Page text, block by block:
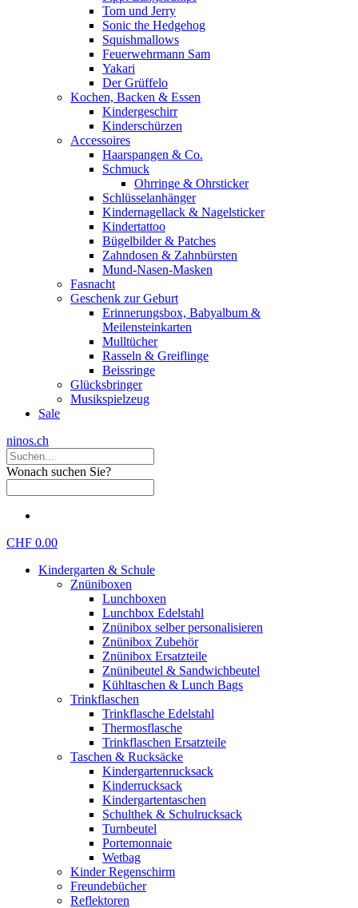
Tom und Jerry
Sonic the Hedgehog
Squishmallows
Feuerwehrmann Sam
Yakari
Der Grüffelo
Kochen, Backen & Essen
Kindergeschirr
Kinderschürzen
Accessoires
Haarspangen & Co.
Schmuck
Ohrringe & Ohrsticker
Schlüsselanhänger
Kindernagellack & Nagelsticker
Kindertattoo
Bügelbilder & Patches
Zahndosen & Zahnbürsten
Mund-Nasen-Masken
Fasnacht
Geschenk zur Geburt
Erinnerungsbox, Babyalbum &
Meilensteinkarten
Mulltücher
Rasseln & Greiflinge
Beissringe
Glücksbringer
Musikspielzeug
Sale
ninos.ch
Wonach suchen Sie?
CHF 0.00
Kindergarten & Schule
Znüniboxen
Lunchboxen
Lunchbox Edelstahl
Znünibox selber personalisieren
Znünibox Zubehör
Znünibox Ersatzteile
Znünibeutel & Sandwichbeutel
Kühltaschen & Lunch Bags
Trinkflaschen
Trinkflasche Edelstahl
Thermosflasche
Trinkflaschen Ersatzteile
Taschen & Rucksäcke
Kindergartenrucksack
Kinderrucksack
Kindergartentaschen
Schulthek & Schulrucksack
Turnbeutel
Portemonnaie
Wetbag
Kinder Regenschirm
Freundebücher
Reflektoren